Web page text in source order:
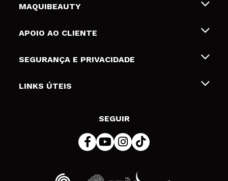
MAQUIBEAUTY
Sobre nós
Gift Cards
APOIO AO CLIENTE
Envios e Devoluções
Formas de pagamento
SEGURANÇA E PRIVACIDADE
Termos e Privacidade
LINKS ÚTEIS
SEGUIR